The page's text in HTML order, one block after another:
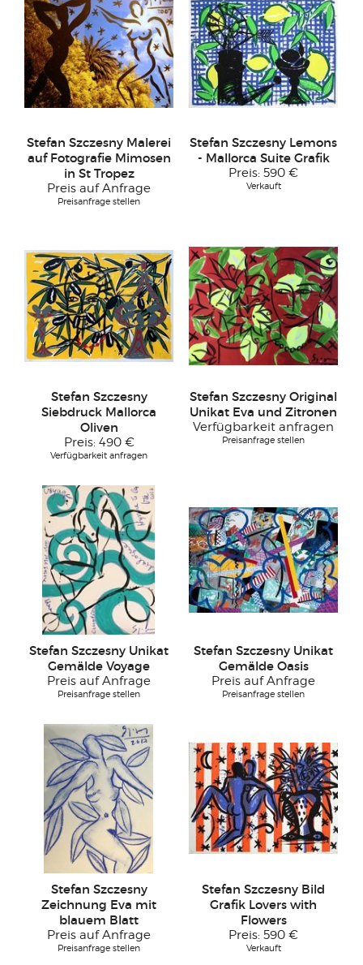
Stefan Szczesny Malerei
auf Fotografie Mimosen
in St Tropez
Preis auf Anfrage
Preisanfrage stellen
Stefan Szczesny Lemons
- Mallorca Suite Grafik
Preis: 590 €
Verkauft
Stefan Szczesny
Siebdruck Mallorca
Oliven
Preis: 490 €
Verfügbarkeit anfragen
Stefan Szczesny Original
Unikat Eva und Zitronen
Verfügbarkeit anfragen
Preisanfrage stellen
Stefan Szczesny Unikat
Gemälde Voyage
Preis auf Anfrage
Preisanfrage stellen
Stefan Szczesny Unikat
Gemälde Oasis
Preis auf Anfrage
Preisanfrage stellen
Stefan Szczesny
Zeichnung Eva mit
blauem Blatt
Preis auf Anfrage
Preisanfrage stellen
Stefan Szczesny Bild
Grafik Lovers with
Flowers
Preis: 590 €
Verkauft